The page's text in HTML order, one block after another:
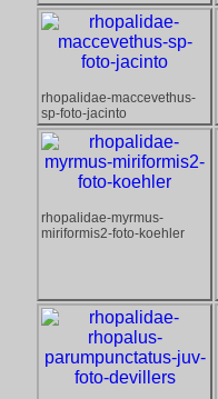
rhopalidae-maccevethus-
sp-foto-jacinto
rhopalidae-myrmus-
miriformis2-foto-koehler